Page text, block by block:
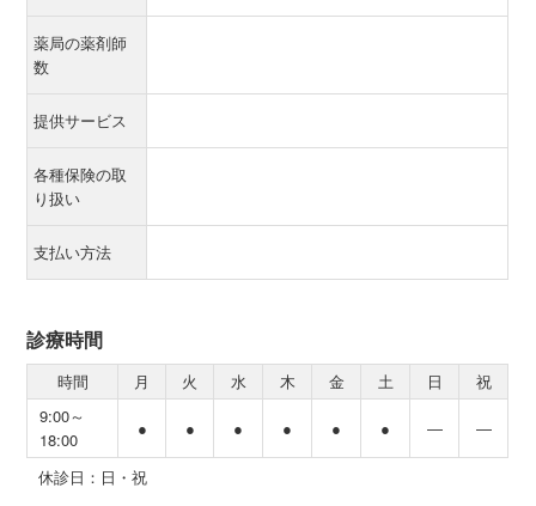
薬局の薬剤師
数
提供サービス
各種保険の取
り扱い
支払い方法
診療時間
時間 月 火 水 木 金 土 日
祝
9:00～
18:00
● ● ● ● ● ● ― ―
休診日：日・祝